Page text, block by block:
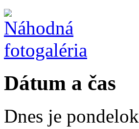
Dátum a čas
Dnes je pondelok